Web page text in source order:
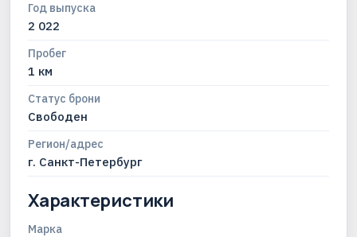
Год выпуска
2 022
Пробег
1 км
Статус брони
Свободен
Регион/адрес
г. Санкт-Петербург
Характеристики
Марка